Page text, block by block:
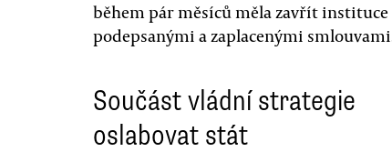
během pár měsíců měla zavřít instituce
podepsanými a zaplacenými
Součást vládní strategie
oslabovat stát